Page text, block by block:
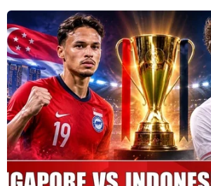
Kiểm soát rác thải từ nguồn - Giải
pháp bảo vệ kênh rạch TP Hồ Chí
Minh trong mùa mưa
07/08/2026 04:47
Miền Bắc giảm mưa từ đêm
nay, cuối tuần chuyển nắng nóng
07/08/2026 04:41